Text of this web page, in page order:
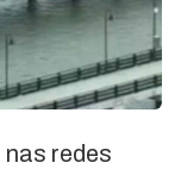
nas redes